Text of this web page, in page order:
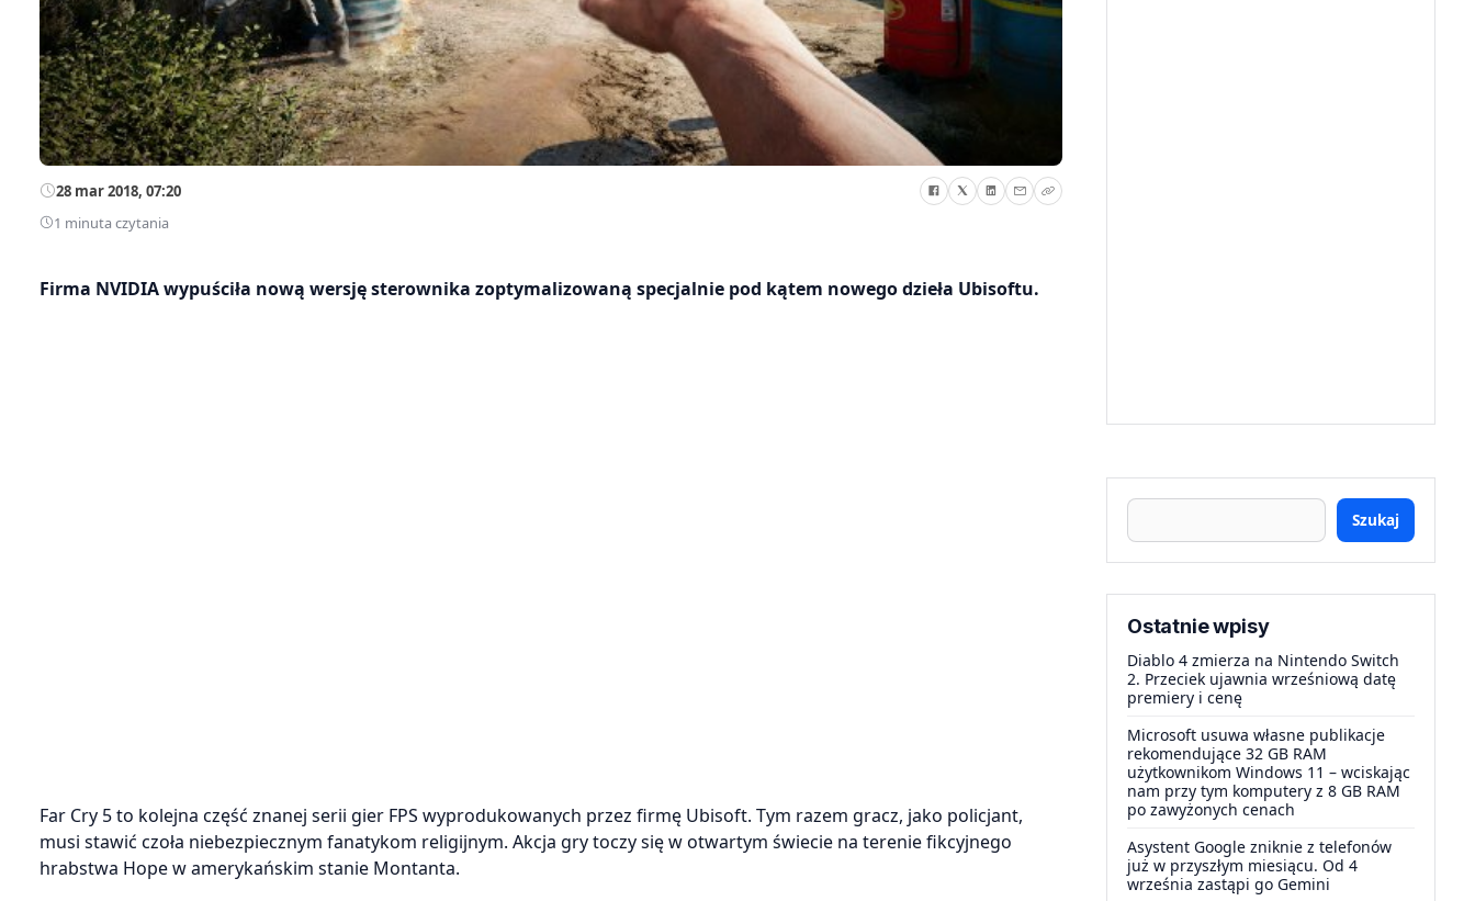
28 mar 2018, 07:20
1 minuta czytania
Firma NVIDIA wypuściła nową wersję sterownika zoptymalizowaną specjalnie pod kątem nowego dzieła Ubisoftu.
Far Cry 5 to kolejna część znanej serii gier FPS wyprodukowanych przez firmę Ubisoft. Tym razem gracz, jako policjant,
musi stawić czoła niebezpiecznym fanatykom religijnym. Akcja gry toczy się w otwartym świecie na terenie fikcyjnego
hrabstwa Hope w amerykańskim stanie Montanta.
Szukaj
Ostatnie wpisy
Diablo 4 zmierza na Nintendo Switch
2. Przeciek ujawnia wrześniową datę
premiery i cenę
Microsoft usuwa własne publikacje
rekomendujące 32 GB RAM
użytkownikom Windows 11 – wciskając
nam przy tym komputery z 8 GB RAM
po zawyżonych cenach
Asystent Google zniknie z telefonów
już w przyszłym miesiącu. Od 4
września zastąpi go Gemini